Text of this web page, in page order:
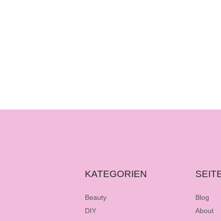
KATEGORIEN
Beauty
DIY
Blog
About